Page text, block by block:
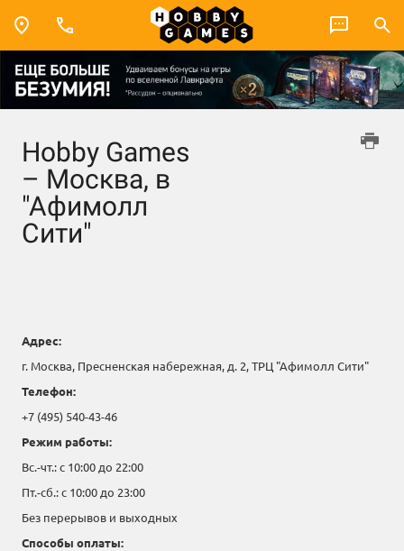
Hobby Games
– Москва, в
"Афимолл
Сити"
Адрес:
г. Москва, Пресненская набережная, д. 2, ТРЦ "Афимолл Сити"
Телефон:
+7 (495) 540-43-46
Режим работы:
Вс.-чт.: с 10:00 до 22:00
Пт.-сб.: с 10:00 до 23:00
Без перерывов и выходных
Способы оплаты: